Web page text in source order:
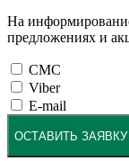
На
предложениях и
СМС
Viber
E-mail
ОСТАВИТЬ ЗАЯВКУ